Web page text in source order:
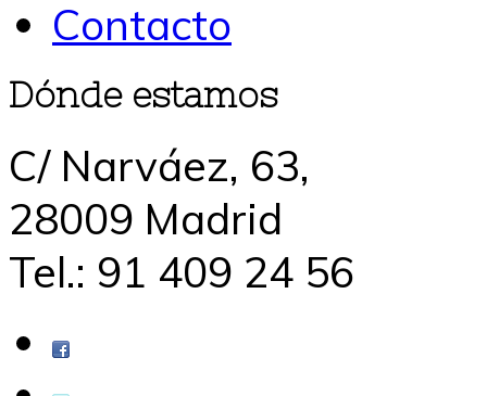
Contacto
Dónde estamos
C/ Narváez, 63,
28009 Madrid
Tel.: 91 409 24 56